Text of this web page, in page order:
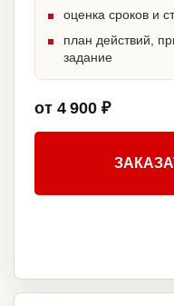
оценка сроков и
план действий,
задание
от 4 900 ₽